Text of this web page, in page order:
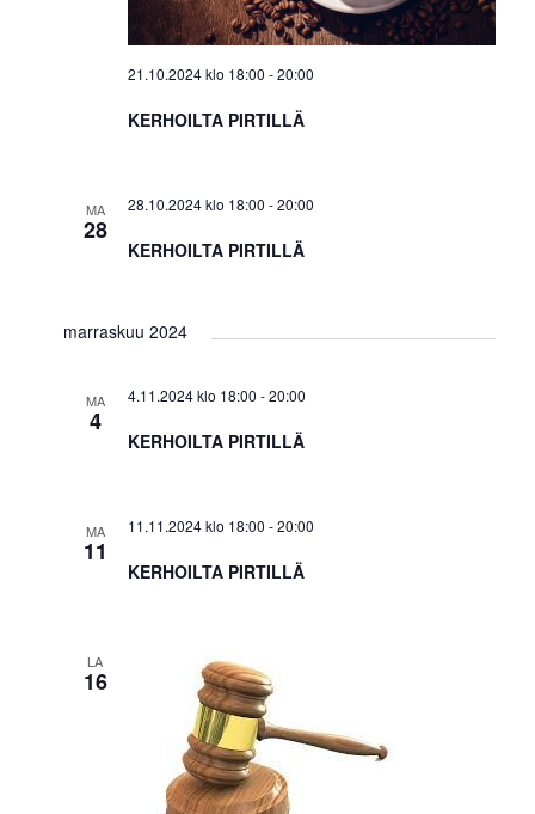
KERHOILTA PIRTILLÄ
21.10.2024 klo 18:00 -20:00
MA
28
KERHOILTA PIRTILLÄ
28.10.2024 klo 18:00 -20:00
marraskuu 2024
MA
4
KERHOILTA PIRTILLÄ
4.11.2024 klo 18:00 -20:00
MA
11
KERHOILTA PIRTILLÄ
11.11.2024 klo 18:00 -20:00
LA
16